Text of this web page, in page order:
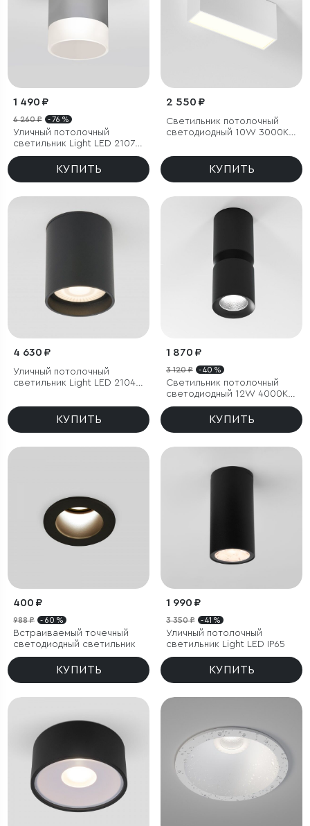
1 490 ₽
6 260 ₽ - 76 %
Уличный потолочный
светильник Light LED 2107
IP54
КУПИТЬ
2 550 ₽
Светильник потолочный
светодиодный 10W 3000K
КУПИТЬ
4 630 ₽
Уличный потолочный
светильник Light LED 2104
КУПИТЬ
1 870 ₽
3 120 ₽ - 40 %
Светильник потолочный
светодиодный 12W 4000К
чёрный
КУПИТЬ
400 ₽
988 ₽ - 60 %
Встраиваемый точечный
светодиодный светильник
КУПИТЬ
1 990 ₽
3 350 ₽ - 41 %
Уличный потолочный
светильник Light LED IP65
КУПИТЬ